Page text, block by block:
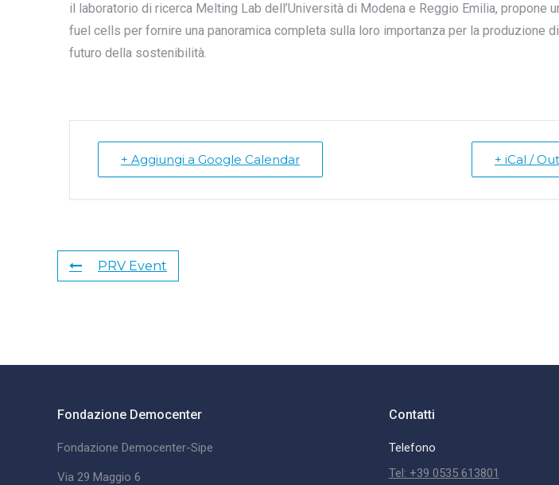
il laboratorio di ricerca Melting Lab dell’Università di Modena e Reggio Emilia, propone
fuel cells per fornire una panoramica completa sulla loro importanza per la produzione
futuro della sostenibilità.
+ Aggiungi a Google Calendar + iCal /
PRV Event
Fondazione Democenter
Fondazione Democenter-Sipe
Via 29 Maggio 6
Contatti
Telefono
Tel: +39 0535 613801